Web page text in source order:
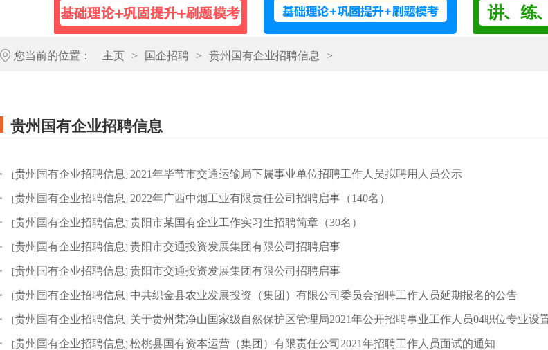
您当前的位置： 主页 > 国企招聘 > 贵州国有企业招聘信息 >
贵州国有企业招聘信息
[贵州国有企业招聘信息] 2021年毕节市交通运输局下属事业单位招聘工作人员拟聘用人员公示
[贵州国有企业招聘信息] 2022年广西中烟工业有限责任公司招聘启事（140名）
[贵州国有企业招聘信息] 贵阳市某国有企业工作实习生招聘简章（30名）
[贵州国有企业招聘信息] 贵阳市交通投资发展集团有限公司招聘启事
[贵州国有企业招聘信息] 贵阳市交通投资发展集团有限公司招聘启事
[贵州国有企业招聘信息] 中共织金县农业发展投资（集团）有限公司委员会招聘工作人员延期报名的公告
[贵州国有企业招聘信息] 关于贵州梵净山国家级自然保护区管理局2021年公开招聘事业工作人员04职位专业设
[贵州国有企业招聘信息] 松桃县国有资本运营（集团）有限责任公司2021年招聘工作人员面试的通知